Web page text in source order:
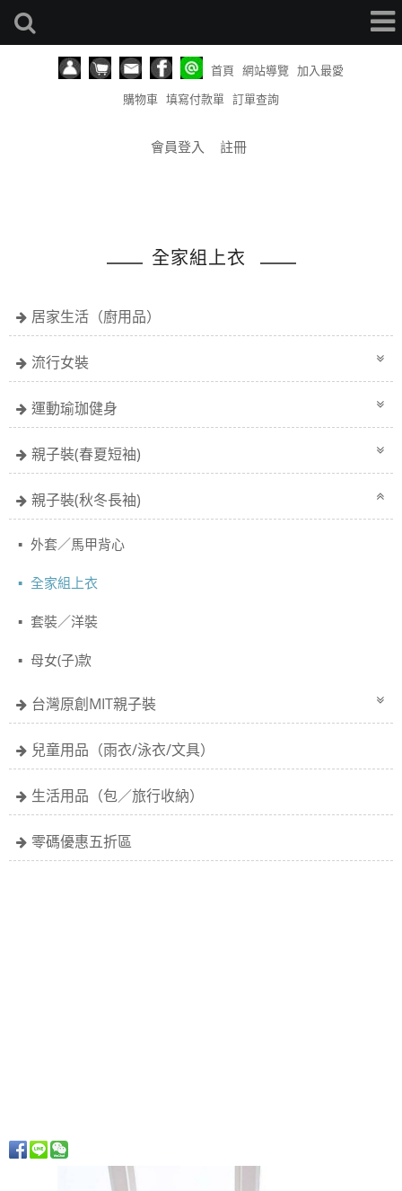
首頁 網站導覽 加入最愛
購物車 填寫付款單 訂單查詢
會員登入 註冊
全家組上衣
居家生活（廚用品）
流行女裝
運動瑜珈健身
親子裝(春夏短袖)
親子裝(秋冬長袖)
外套／馬甲背心
全家組上衣
套裝／洋裝
母女(子)款
台灣原創MIT親子裝
兒童用品（雨衣/泳衣/文具）
生活用品（包／旅行收納）
零碼優惠五折區